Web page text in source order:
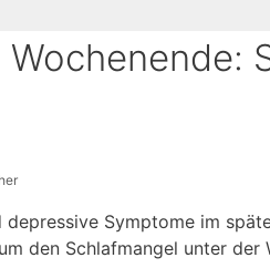
Symptome im
den Schlafmangel unter